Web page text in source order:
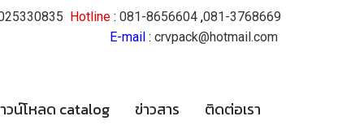
Hotline : 081-8656604 ,081-3768669
E-mail : crvpack@hotmail.com
วน์โหลด catalog ข่าวสาร ติดต่อเรา